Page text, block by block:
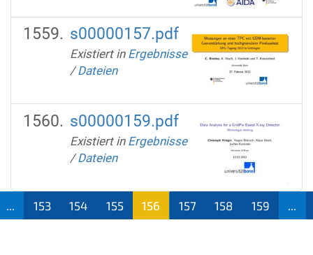
s00000157.pdf
Existiert in Ergebnisse
/Dateien
s00000159.pdf
Existiert in Ergebnisse
/Dateien
153 154 155
156
157 158 159